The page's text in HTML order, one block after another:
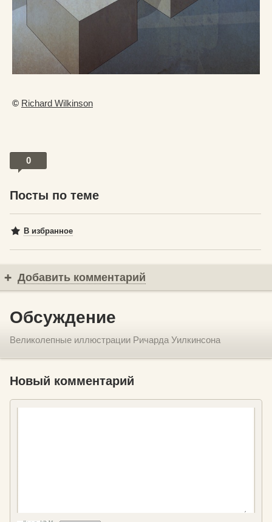
© Richard Wilkinson
0
Посты по теме
В избранное
Добавить комментарий
Обсуждение
Великолепные иллюстрации Ричарда Уилкинсона
Новый комментарий